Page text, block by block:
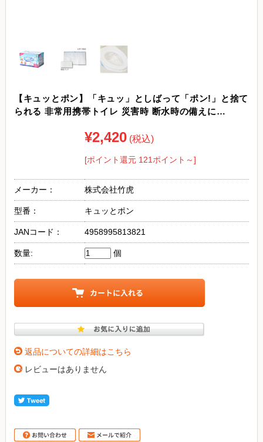
【キュッとポン】「キュッ」としばって「ポン!」と捨て
られる 非常用携帯トイレ 災害時 断水時の備えに…
¥2,420 (税込)
[ポイント還元 121ポイント～]
メーカー： 株式会社竹虎
型番： キュッとポン
JANコード： 4958995813821
数量: 個
返品についての詳細はこちら
レビューはありません